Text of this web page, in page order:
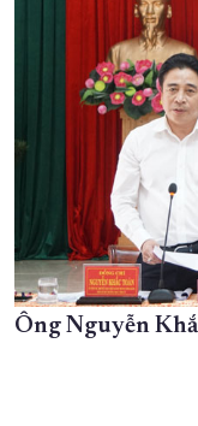
Ông Nguyễn